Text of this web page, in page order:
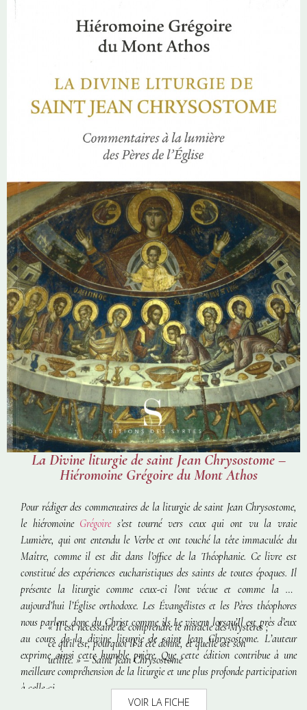
La Divine liturgie de saint Jean Chrysostome –
Hiéromoine Grégoire du Mont Athos
Pour rédiger des commentaires de la liturgie de saint Jean Chrysostome,
le hiéromoine Grégoires’est tourné vers ceux qui ont vu la vraie
Lumière, qui ont entendu le Verbe et ont touché la tête immaculée du
Maître, comme il est dit dans l’office de la Théophanie. Ce livre est
constitué des expériences eucharistiques des saints de toutes époques. Il
présente la liturgie comme ceux-ci l’ont vécue et comme la vit
aujourd’hui l’Église orthodoxe. Les Évangélistes et les Pères théophores
nous parlent donc du Christ comme ils Le vivent lorsqu’Il est près d’eux
au cours de la divine liturgie de saint Jean Chrysostome. L’auteur
exprime ainsi cette humble prière. Que cette édition contribue à une
meilleure compréhension de la liturgie et une plus profonde participation
à celle-ci.
« Il est nécessaire de comprendre le miracle des Mystères ;
ce qu’il est, pourquoi il a été donné, et quelle est son
utilité. » – Saint Jean Chrysostome
VOIR LA FICHE